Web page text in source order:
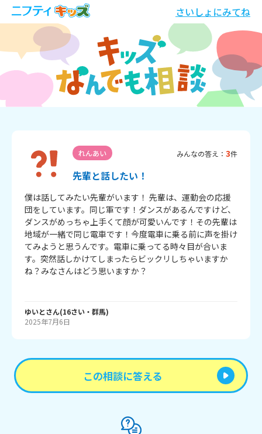
さいしょにみてね
れんあい みんなの答え： 3件
先輩と話したい！
僕は話してみたい先輩がいます！ 先輩は、運動会の応援
団をしています。同じ軍です！ダンスがあるんですけど、
ダンスがめっちゃ上手くて顔が可愛いんです！その先輩は
地域が一緒で同じ電車です！今度電車に乗る前に声を掛け
てみようと思うんです。電車に乗ってる時々目が合いま
す。突然話しかけてしまったらビックリしちゃいますか
ね？みなさんはどう思いますか？
ゆいとさん(16さい・ 群馬)
2025年7月6日
この相談に答える